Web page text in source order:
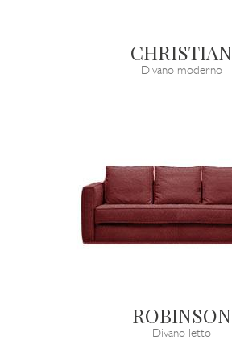
CHRISTIAN
Divano moderno
ROBINSON
Divano letto